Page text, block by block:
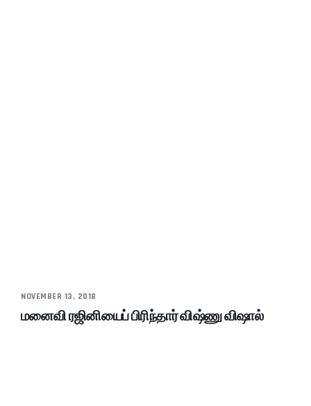
NOVEMBER 13, 2018
மனைவி ரஜினியைப் பிரிந்தார் விஷ்ணு விஷால்